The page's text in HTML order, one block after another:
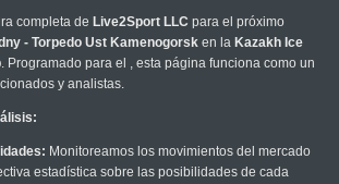
completa de Live2Sport LLC para el próximo
- Torpedo Ust Kamenogorsken la Kazakh Ice
. Programado para el , esta página funciona como un
y analistas.
Monitoreamos los movimientos del mercado
estadística sobre las posibilidades de cada